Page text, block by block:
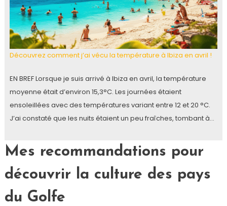
Découvrez comment j’ai vécu la température à Ibiza en avril !
EN BREF Lorsque je suis arrivé à Ibiza en avril, la température
moyenne était d’environ 15,3°C. Les journées étaient
ensoleillées avec des températures variant entre 12 et 20 °C.
J’ai constaté que les nuits étaient un peu fraîches, tombant à…
Mes recommandations pour
découvrir la culture des pays
du Golfe